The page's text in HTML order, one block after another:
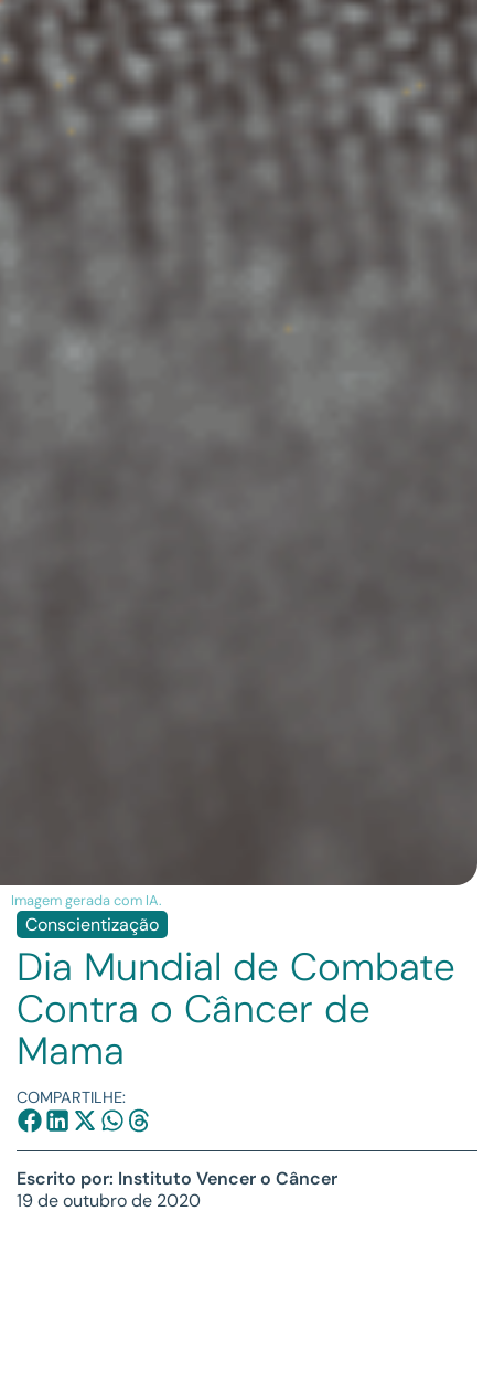
Imagem gerada com IA.
Conscientização
Dia Mundial de Combate
Contra o Câncer de
Mama
COMPARTILHE:
Escrito por: Instituto Vencer o Câncer
19 de outubro de 2020